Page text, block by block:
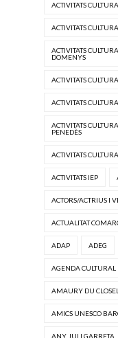
ACTIVITATS
ACTIVITATS
ACTIVITATS
DOMENYS
ACTIVITATS
ACTIVITATS
ACTIVITATS
PENEDÈS
ACTIVITATS
ACTIVITATS IEP
ACTORS/ACTRIUS I
ACTUALITAT
ADAP ADEG
AGENDA CULTURAL
AMAURY DU CLOSEL
AMICS UNESCO
ANY JULI GARRETA